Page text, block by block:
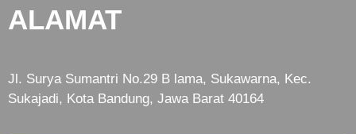
ALAMAT
Jl. Surya Sumantri No.29 B lama, Sukawarna, Kec.
Sukajadi, Kota Bandung, Jawa Barat 40164